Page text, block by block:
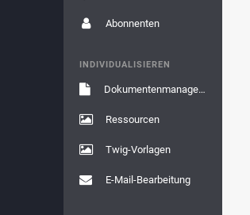
Abonnenten
INDIVIDUALISIEREN
Dokumentenmanagement
Ressourcen
Twig-Vorlagen
E-Mail-Bearbeitung